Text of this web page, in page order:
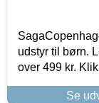
udstyr til børn.
over 499 kr.
Se